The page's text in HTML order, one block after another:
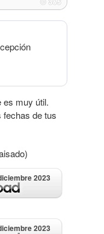
es muy útil.
fechas de tus
2023
2023